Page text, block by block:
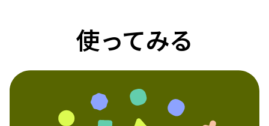
使ってみる